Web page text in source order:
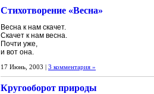
Стихотворение «Весна»
Весна к нам скачет.
Скачет к нам весна.
Почти уже,
и вот она.
17 Июнь, 2003 | 3 комментария »
Кругооборот природы